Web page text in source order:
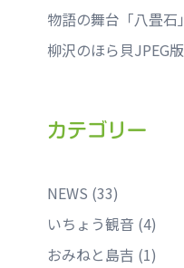
物語の舞台「八畳石」
柳沢のほら貝JPEG版
カテゴリー
NEWS (33)
いちょう観音 (4)
おみねと島吉 (1)